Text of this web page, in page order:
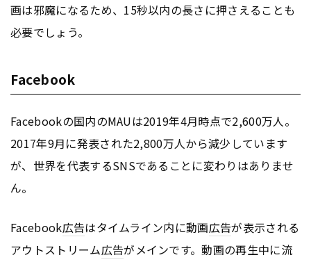
画は邪魔になるため、15秒以内の長さに押さえることも
必要でしょう。
Facebook
Facebookの国内のMAUは2019年4月時点で2,600万人。
2017年9月に発表された2,800万人から減少しています
が、世界を代表するSNSであることに変わりはありませ
ん。
Facebook広告はタイムライン内に動画広告が表示される
アウトストリーム広告がメインです。動画の再生中に流